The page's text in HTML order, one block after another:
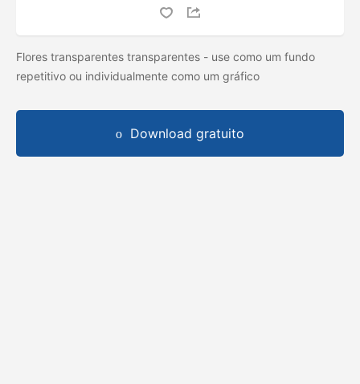
Flores transparentes transparentes - use como um fundo
repetitivo ou individualmente como um gráfico
Download gratuito